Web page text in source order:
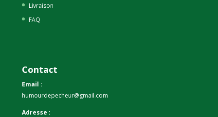
Livraison
FAQ
Contact
Email :
humourdepecheur@gmail.com
Adresse :